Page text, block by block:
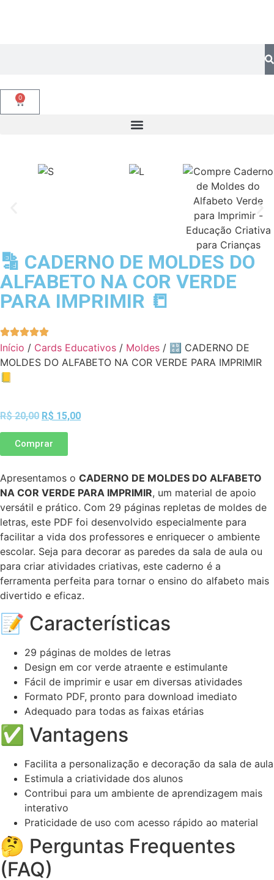
0
🔡 CADERNO DE MOLDES DO
ALFABETO NA COR VERDE
PARA IMPRIMIR 📒
Início / Cards Educativos / Moldes / 🔡 CADERNO DE
MOLDES DO ALFABETO NA COR VERDE PARA IMPRIMIR
📒
R$20,00 R$ 15,00
Comprar
Apresentamos o CADERNO DE MOLDES DO ALFABETO
NA COR VERDE PARA IMPRIMIR, um material de apoio
versátil e prático. Com 29 páginas repletas de moldes de
letras, este PDF foi desenvolvido especialmente para
facilitar a vida dos professores e enriquecer o ambiente
escolar. Seja para decorar as paredes da sala de aula ou
para criar atividades criativas, este caderno é a
ferramenta perfeita para tornar o ensino do alfabeto mais
divertido e eficaz.
📝 Características
29 páginas de moldes de letras
Design em cor verde atraente e estimulante
Fácil de imprimir e usar em diversas atividades
Formato PDF, pronto para download imediato
Adequado para todas as faixas etárias
✅ Vantagens
Facilita a personalização e decoração da sala de aula
Estimula a criatividade dos alunos
Contribui para um ambiente de aprendizagem mais
interativo
Praticidade de uso com acesso rápido ao material
🤔 Perguntas Frequentes
(FAQ)